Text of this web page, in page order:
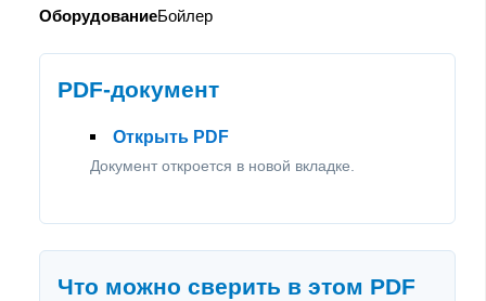
ОборудованиеБойлер
PDF-документ
Открыть PDF
Документ откроется в новой вкладке.
Что можно сверить в этом PDF